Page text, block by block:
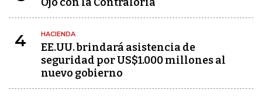
4 HACIENDA
EE.UU. brindará asistencia de
seguridad por US$1.000 millones al
nuevo gobierno